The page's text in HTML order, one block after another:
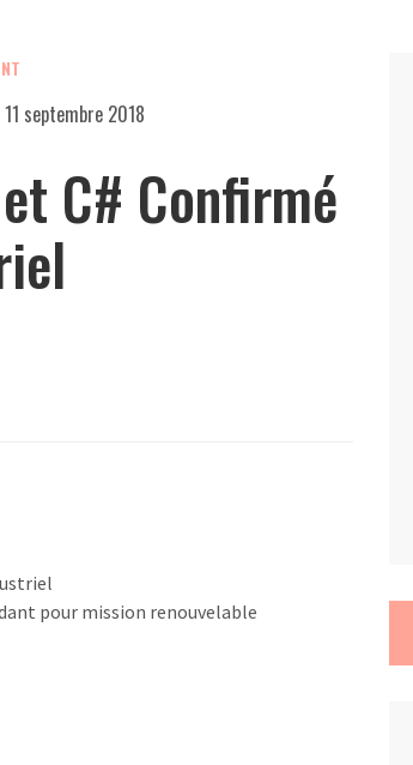
11 septembre 2018
C# Confirmé
pour mission renouvelable